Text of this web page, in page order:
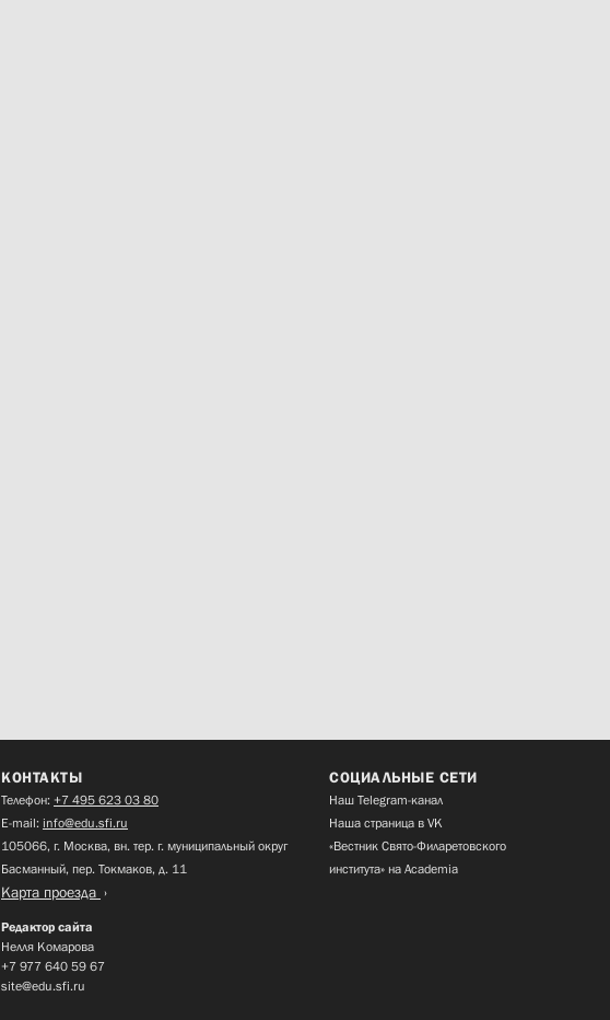
КОНТАКТЫ
Телефон: +7 495 623 03 80
E-mail: info@edu.sfi.ru
105066, г. Москва, вн. тер. г. муниципальный округ
Басманный, пер. Токмаков, д. 11
Карта проезда
Редактор сайта
Нелля Комарова
+7 977 640 59 67
site@edu.sfi.ru
СОЦИАЛЬНЫЕ СЕТИ
Наш Telegram-канал
Наша страница в VK
«Вестник Свято-Филаретовского
института» на Academia